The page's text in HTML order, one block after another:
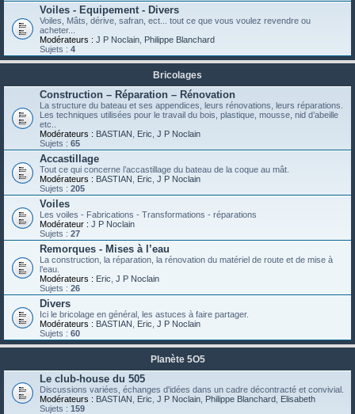
Voiles - Equipement - Divers
Voiles, Mâts, dérive, safran, ect... tout ce que vous voulez revendre ou
acheter...
Modérateurs : J P Noclain Philippe Blanchard
Sujets : 4
Bricolages
Construction – Réparation – Rénovation
La structure du bateau et ses appendices, leurs rénovations, leurs réparations.
Les techniques utilisées pour le travail du bois, plastique, mousse, nid d’abeille
etc..
Modérateurs : BASTIAN Eric J P Noclain
Sujets : 65
Accastillage
Tout ce qui concerne l’accastillage du bateau de la coque au mât.
Modérateurs : BASTIAN Eric J P Noclain
Sujets : 205
Voiles
Les voiles - Fabrications - Transformations - réparations
Modérateur : J P Noclain
Sujets : 27
Remorques - Mises à l’eau
La construction, la réparation, la rénovation du matériel de route et de mise à
l’eau.
Modérateurs : Eric J P Noclain
Sujets : 26
Divers
Ici le bricolage en général, les astuces à faire partager.
Modérateurs : BASTIAN Eric J P Noclain
Sujets : 60
Planète 5O5
Le club-house du 505
Discussions variées, échanges d'idées dans un cadre décontracté et convivial.
Modérateurs : BASTIAN Eric J P Noclain Philippe Blanchard Elisabeth
Sujets : 159